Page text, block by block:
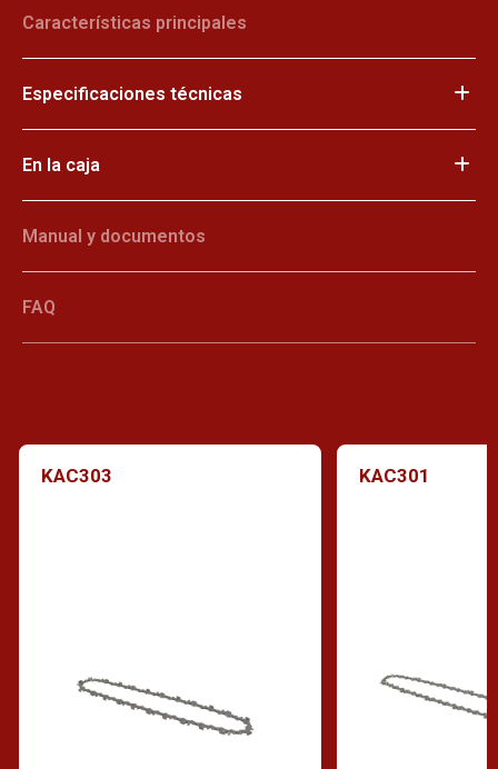
Características principales
Especificaciones técnicas
En la caja
Manual y documentos
FAQ
KAC303 KAC301